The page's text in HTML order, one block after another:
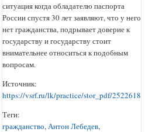
ситуация когда обладателю паспорта
России спустя 30 лет заявляют, что у него
нет гражданства, подрывает доверие к
государству и государству стоит
внимательнее относиться к подобным
вопросам.
Источник:
https://vsrf.ru/lk/practice/stor_pdf/2522618
Теги:
гражданство,Антон Лебедев,